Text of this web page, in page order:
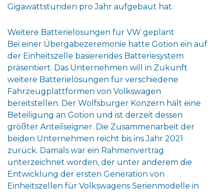
Gigawattstunden pro Jahr aufgebaut hat.
Weitere Batterielösungen für VW geplant
Bei einer Übergabezeremonie hatte Gotion ein auf
der Einheitszelle basierendes Batteriesystem
präsentiert. Das Unternehmen will in Zukunft
weitere Batterielösungen für verschiedene
Fahrzeugplattformen von Volkswagen
bereitstellen. Der Wolfsburger Konzern hält eine
Beteiligung an Gotion und ist derzeit dessen
größter Anteilseigner. Die Zusammenarbeit der
beiden Unternehmen reicht bis ins Jahr 2021
zurück. Damals war ein Rahmenvertrag
unterzeichnet worden, der unter anderem die
Entwicklung der ersten Generation von
Einheitszellen für Volkswagens Serienmodelle in